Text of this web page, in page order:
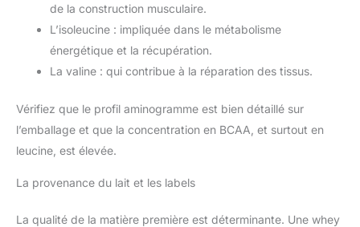
de la construction musculaire.
L’isoleucine : impliquée dans le métabolisme
énergétique et la récupération.
La valine : qui contribue à la réparation des tissus.
Vérifiez que le profil aminogramme est bien détaillé sur
l’emballage et que la concentration en BCAA, et surtout en
leucine, est élevée.
La provenance du lait et les labels
La qualité de la matière première est déterminante. Une whey